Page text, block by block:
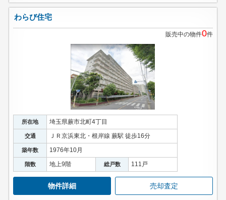
わらび住宅
販売中の物件0件
所在地 埼玉県蕨市北町4丁目
交通 ＪＲ京浜東北・根岸線 蕨駅 徒歩16分
築年数 1976年10月
階数 地上9階 総戸数 111戸
物件詳細 売却査定